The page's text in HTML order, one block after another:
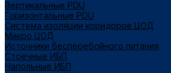
Вертикальные PDU
Горизонтальные PDU
Система изоляции коридоров ЦОД
Микро ЦОД
Источники бесперебойного питания
Стоечные ИБП
Напольные ИБП